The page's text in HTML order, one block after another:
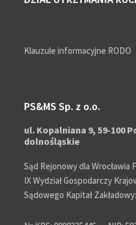
Klauzule informacyjne RODO
PS&MS Sp. z o.o.
ul. Kopalniana 9, 59-100
dolnośląskie
Sąd Rejonowy dla Wrocławia
IX Wydział Gospodarczy
Sądowego Kapitał